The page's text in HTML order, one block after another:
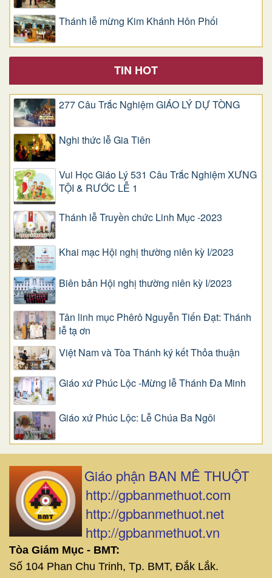
Thánh lễ mừng Kim Khánh Hôn Phối
TIN HOT
277 Câu Trắc Nghiệm GIÁO LÝ DỰ TÒNG
Nghi thức lễ Gia Tiên
Vui Học Giáo Lý 531 Câu Trắc Nghiệm XƯNG
TỘI & RƯỚC LỄ 1
Thánh lễ Truyền chức Linh Mục -2023
Khai mạc Hội nghị thường niên kỳ I/2023
Biên bản Hội nghị thường niên kỳ I/2023
Tân linh mục Phêrô Nguyễn Tiến Đạt: Thánh
lễ tạ ơn
Việt Nam và Tòa Thánh ký kết Thỏa thuận
Giáo xứ Phúc Lộc -Mừng lễ Thánh Đa Minh
Giáo xứ Phúc Lộc: Lễ Chúa Ba Ngôi
Giáo phận BAN MÊ THUỘT
http://gpbanmethuot.com
http://gpbanmethuot.net
http://gpbanmethuot.vn
Tòa Giám Mục - BMT:
Số 104 Phan Chu Trinh, Tp. BMT, Đắk Lắk.